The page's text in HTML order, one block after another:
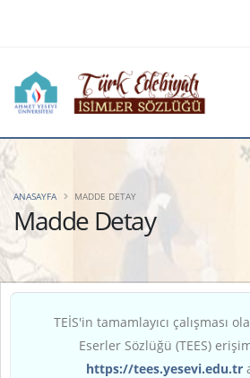
Madde Detay
ANASAYFA MADDE DETAY
TEİS'in tamamlayıcı çalışması
Eserler Sözlüğü (TEES)
https://tees.yesevi.edu.tr